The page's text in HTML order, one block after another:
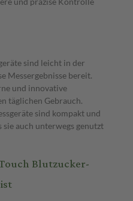
sind leicht in der
Messergebnisse bereit.
und innovative
täglichen Gebrauch.
sind kompakt und
sie auch unterwegs genutzt
Blutzucker-